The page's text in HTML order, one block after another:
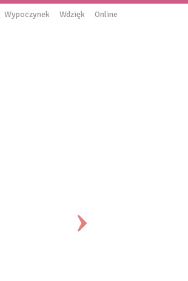
Wypoczynek Wdzięk Online